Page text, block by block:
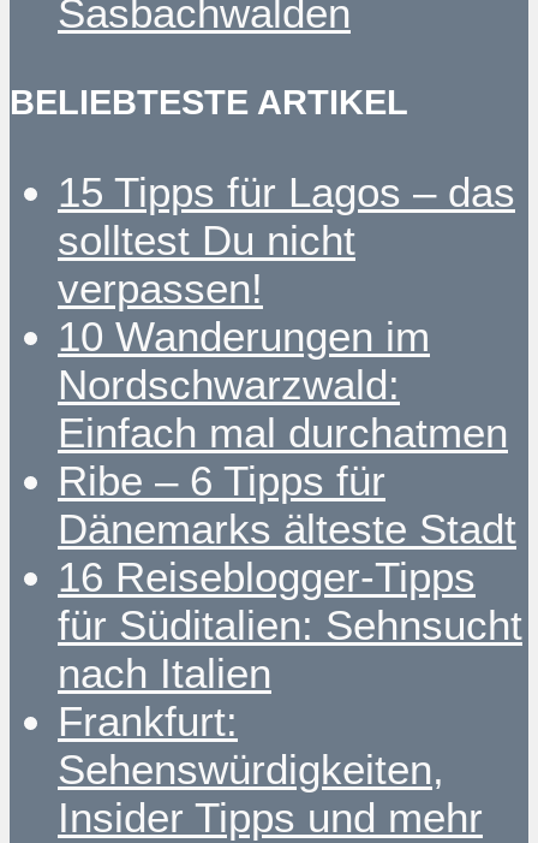
Sasbachwalden
BELIEBTESTE ARTIKEL
15 Tipps für Lagos – das
solltest Du nicht
verpassen!
10 Wanderungen im
Nordschwarzwald:
Einfach mal durchatmen
Ribe – 6 Tipps für
Dänemarks älteste Stadt
16 Reiseblogger-Tipps
für Süditalien: Sehnsucht
nach Italien
Frankfurt:
Sehenswürdigkeiten,
Insider Tipps und mehr